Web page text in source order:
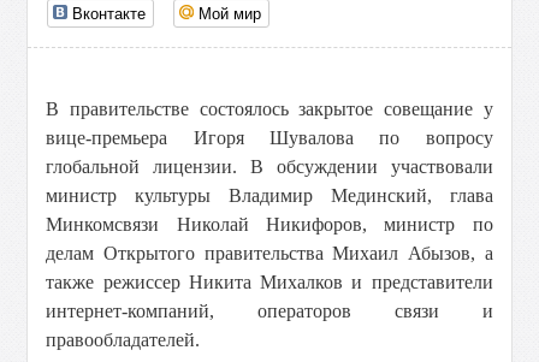
Вконтакте Мой мир
В правительстве состоялось закрытое совещание у
вице-премьера Игоря Шувалова по вопросу
глобальной лицензии. В обсуждении участвовали
министр культуры Владимир Мединский, глава
Минкомсвязи Николай Никифоров, министр по
делам Открытого правительства Михаил Абызов, а
также режиссер Никита Михалков и представители
интернет-компаний, операторов связи и
правообладателей.